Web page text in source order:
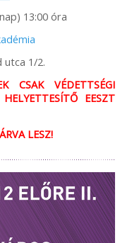
13:00 óra
utca 1/2.
CSAK VÉDETTSÉGI
EESZT
LESZ!